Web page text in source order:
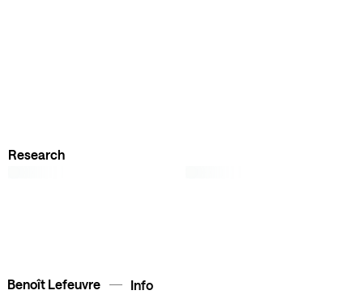
Info
Benoît Lefeuvre
Research